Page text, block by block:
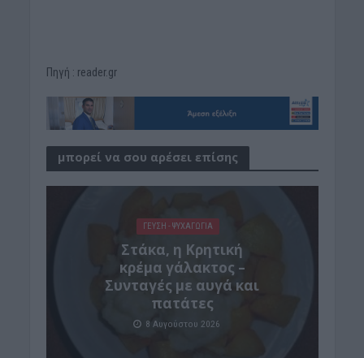
Πηγή : reader.gr
μπορεί να σου αρέσει επίσης
ΓΕΎΣΗ - ΨΥΧΑΓΩΓΊΑ
Στάκα, η Κρητική
κρέμα γάλακτος –
Συνταγές με αυγά και
πατάτες
8 Αυγούστου 2026